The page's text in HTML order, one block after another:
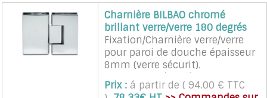
l'unité.
Recommandé pour porte en
verre d'un poids maximum de
35 Kg et d'une largeur
maximum de 700 mm.
2 charnières sont nécessaires
pour une porte (quantité 2 a
sélectionner)
Charnière BILBAO chromé
brillant verre/verre 180 degrés
Fixation/Charnière verre/verre
pour paroi de douche épaisseur
8mm (verre sécurit).
Cette charnière nécessite un
façonnage particulier du verre
Prix : á partir de ( 94.00 € TTC